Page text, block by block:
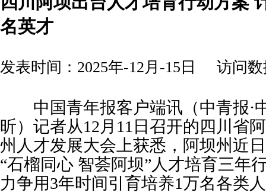
名英才
发表时间：2025年-12月-15日 访问数
中国青年报客户端讯（中青报·
昕）记者从12月11日召开的四川省
州人才发展大会上获悉，阿坝州近
“石榴同心 智荟阿坝”人才培育三年
力争用3年时间引育培养1万名各类